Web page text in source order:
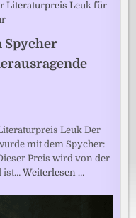
Spycher
Leuk Der
mit dem Spycher:
Preis wird von der
ist…Weiterlesen …